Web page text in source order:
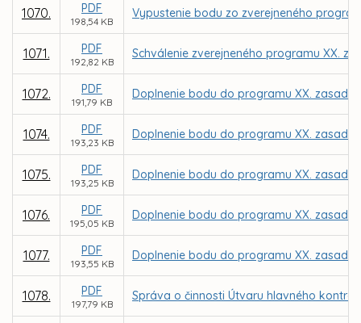
1070. PDF
198,54 KB
Vypustenie bodu zo zverejneného
1071. PDF
192,82 KB
Schválenie zverejneného programu XX.
1072. PDF
191,79 KB
Doplnenie bodu do programu XX.
1074. PDF
193,23 KB
Doplnenie bodu do programu XX.
1075. PDF
193,25 KB
Doplnenie bodu do programu XX.
1076. PDF
195,05 KB
Doplnenie bodu do programu XX.
1077. PDF
193,55 KB
Doplnenie bodu do programu XX.
1078. PDF
197,79 KB
Správa o činnosti Útvaru hlavného